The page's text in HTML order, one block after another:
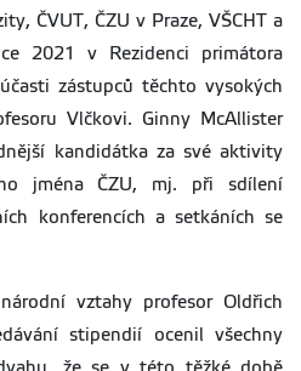
ČVUT, ČZU v Praze, VŠCHT a
2021 v Rezidenci primátora
zástupců těchto vysokých
Vlčkovi. Ginny McAllister
kandidátka za své aktivity
jména ČZU, mj. při sdílení
konferencích a setkáních se
vztahy profesor Oldřich
stipendií ocenil všechny